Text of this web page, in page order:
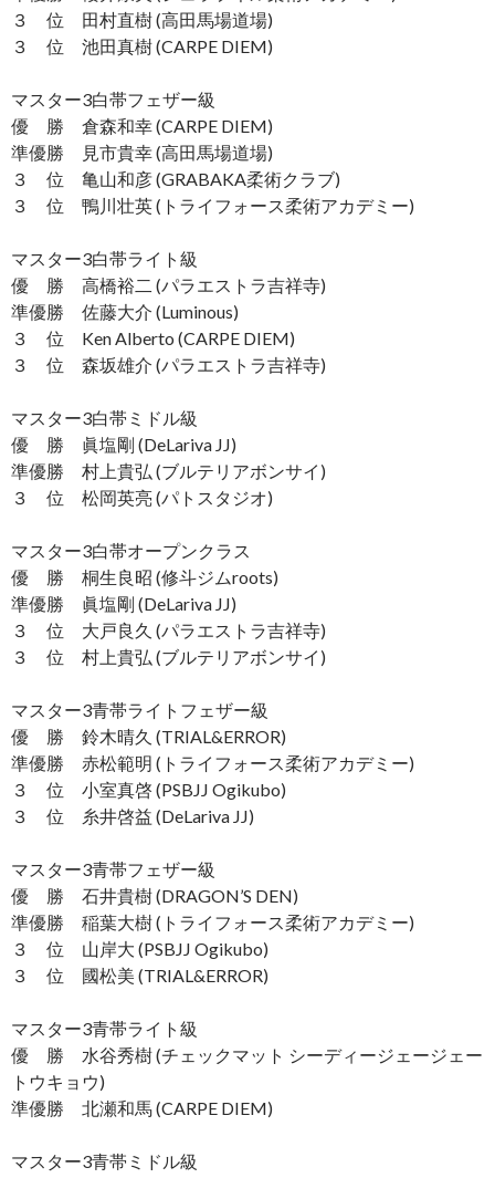
３ 位 田村直樹 (高田馬場道場)
３ 位 池田真樹 (CARPE DIEM)
マスター3白帯フェザー級
優 勝 倉森和幸 (CARPE DIEM)
準優勝 見市貴幸 (高田馬場道場)
３ 位 亀山和彦 (GRABAKA柔術クラブ)
３ 位 鴨川壮英 (トライフォース柔術アカデミー)
マスター3白帯ライト級
優 勝 高橋裕二 (パラエストラ吉祥寺)
準優勝 佐藤大介 (Luminous)
３ 位 Ken Alberto (CARPE DIEM)
３ 位 森坂雄介 (パラエストラ吉祥寺)
マスター3白帯ミドル級
優 勝 眞塩剛 (DeLariva JJ)
準優勝 村上貴弘 (ブルテリアボンサイ)
３ 位 松岡英亮 (パトスタジオ)
マスター3白帯オープンクラス
優 勝 桐生良昭 (修斗ジムroots)
準優勝 眞塩剛 (DeLariva JJ)
３ 位 大戸良久 (パラエストラ吉祥寺)
３ 位 村上貴弘 (ブルテリアボンサイ)
マスター3青帯ライトフェザー級
優 勝 鈴木晴久 (TRIAL&ERROR)
準優勝 赤松範明 (トライフォース柔術アカデミー)
３ 位 小室真啓 (PSBJJ Ogikubo)
３ 位 糸井啓益 (DeLariva JJ)
マスター3青帯フェザー級
優 勝 石井貴樹 (DRAGON’S DEN)
準優勝 稲葉大樹 (トライフォース柔術アカデミー)
３ 位 山岸大 (PSBJJ Ogikubo)
３ 位 國松美 (TRIAL&ERROR)
マスター3青帯ライト級
優 勝 水谷秀樹 (チェックマット シーディージェージェー
トウキョウ)
準優勝 北瀬和馬 (CARPE DIEM)
マスター3青帯ミドル級